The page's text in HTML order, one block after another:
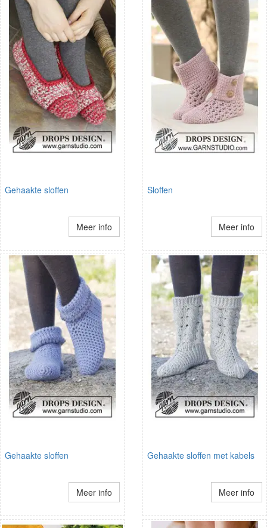
Gehaakte sloffen
Meer info
Sloffen
Meer info
Gehaakte sloffen
Meer info
Gehaakte sloffen met kabels
Meer info